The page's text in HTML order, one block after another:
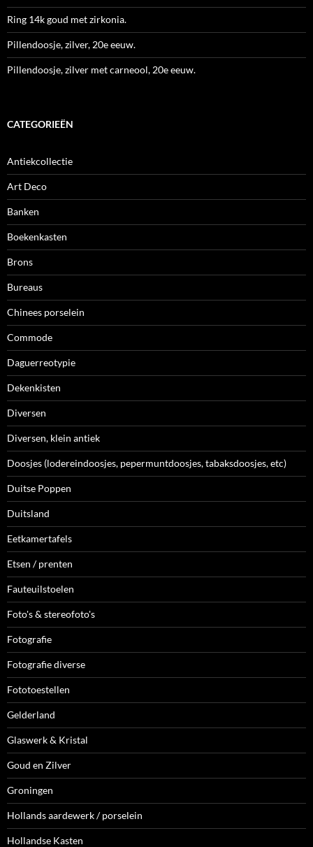
Ring 14k goud met zirkonia.
Pillendoosje, zilver, 20e eeuw.
Pillendoosje, zilver met carneool, 20e eeuw.
CATEGORIEËN
Antiekcollectie
Art Deco
Banken
Boekenkasten
Brons
Bureaus
Chinees porselein
Commode
Daguerreotypie
Dekenkisten
Diversen
Diversen, klein antiek
Doosjes (lodereindoosjes, pepermuntdoosjes, tabaksdoosjes, etc)
Duitse Poppen
Duitsland
Eetkamertafels
Etsen / prenten
Fauteuilstoelen
Foto's & stereofoto's
Fotografie
Fotografie diverse
Fototoestellen
Gelderland
Glaswerk & Kristal
Goud en Zilver
Groningen
Hollands aardewerk / porselein
Hollandse Kasten